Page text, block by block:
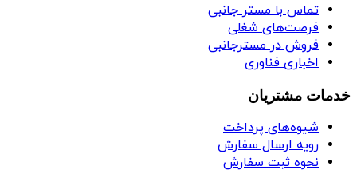
تماس با مستر جانبی
فرصت‌های شغلی
فروش در مسترجانبی
اخباری فناوری
خدمات مشتریان
شیوه‌های پرداخت
رویه ارسال سفارش
نحوه ثبت سفارش